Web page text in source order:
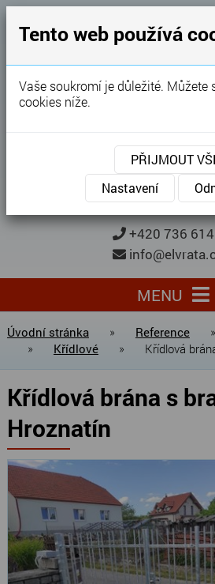
GARÁŽOVÁ
Karel
Garážová vrata,
Kontaktujte
KONTAKTUJTE
+420 736
MENU
Úvodní stránka » Reference »
»
Křídlové » Křídlová
Křídlová brána s
Hroznatín
Tento web používá
Vaše soukromí je důležité. Můžete
cookies níže.
PŘIJMOUT
Nastavení